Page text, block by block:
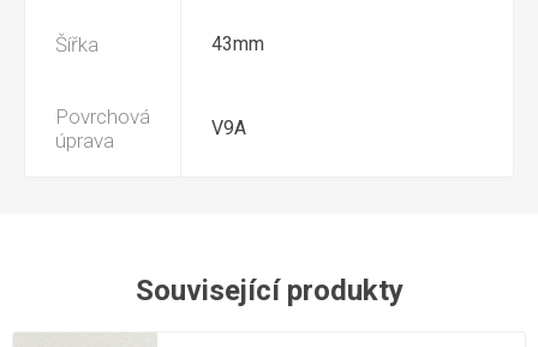
Šířka 43mm
Povrchová
úprava
V9A
Související produkty